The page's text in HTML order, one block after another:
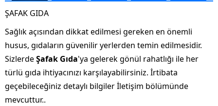
ŞAFAK GIDA
Sağlık açısından dikkat edilmesi gereken en önemli
husus, gıdaların güvenilir yerlerden temin edilmesidir.
SizlerdeŞafak Gıda'ya gelerek gönül rahatlığı ile her
türlü gıda ihtiyacınızı karşılayabilirsiniz. İrtibata
geçebileceğiniz detaylı bilgiler İletişim bölümünde
mevcuttur..